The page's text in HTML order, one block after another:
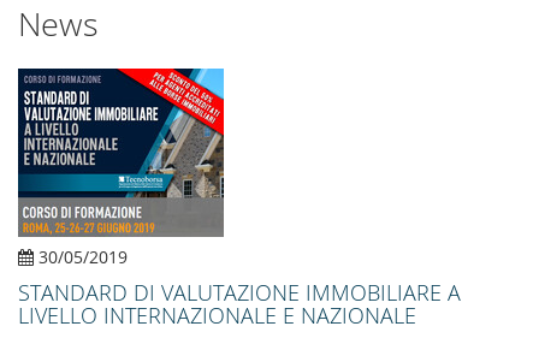
News
30/05/2019
STANDARD DI VALUTAZIONE IMMOBILIARE A
LIVELLO INTERNAZIONALE E NAZIONALE